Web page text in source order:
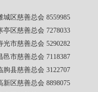
区慈善总会 8559985
区慈善总会 7278033
市慈善总会 5290282
市慈善总会 7118387
县慈善总会 3122707
区慈善总会 8898075